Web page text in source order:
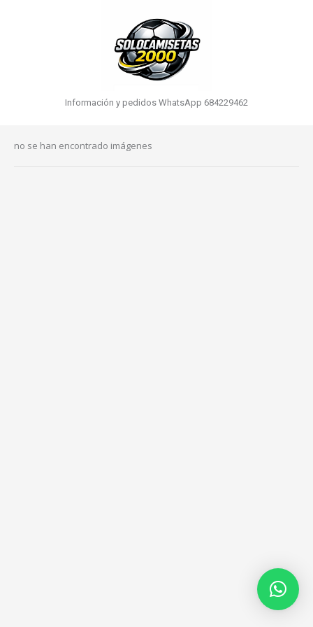
Información y pedidos WhatsApp 684229462
no se han encontrado imágenes